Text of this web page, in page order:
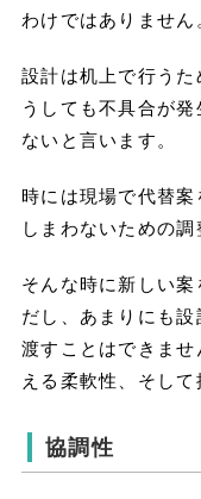
わけではありません
設計は机上で行う
うしても不具合が
ないと言います。
時には現場で代替
しまわないための
そんな時に新しい
だし、あまりにも
渡すことはできま
える柔軟性、そして
協調性